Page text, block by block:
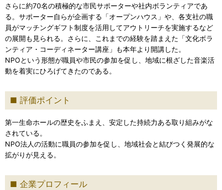
さらに約70名の積極的な市民サポーターや社内ボランティアであ
る。サポーター自らが企画する「オープンハウス」や、各支社の職
員がマッチングギフト制度を活用してアウトリーチを実施するなど
の展開も見られる。さらに、これまでの経験を踏まえた「文化ボラ
ンティア・コーディネーター講座」も本年より開講した。
NPOという形態が職員や市民の参加を促し、地域に根ざした音楽活
動を着実にひろげてきたのである。
評価ポイント
第一生命ホールの歴史をふまえ、安定した持続力ある取り組みがな
されている。
NPO法人の活動に職員の参加を促し、地域社会と結びつく発展的な
拡がりが見える。
企業プロフィール